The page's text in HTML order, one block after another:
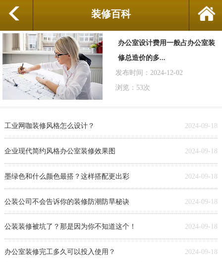
装修百科
办公室设计费用一般占办公室装
修总造价的多...
发布时间：2024-12-02
浏览：53次
2024-09-18
工业网咖装修风格怎么设计？
2024-09-18
企业现代简约风格办公室装修效果图
2024-09-18
墨绿色和什么颜色最搭？这样搭配更出彩
2024-09-18
公装公司不会告诉你的装修防潮防旱秘诀
2024-09-18
公装装修被坑了？那是因为你不知道这个！
2024-09-18
办公室装修完工多久可以投入使用？